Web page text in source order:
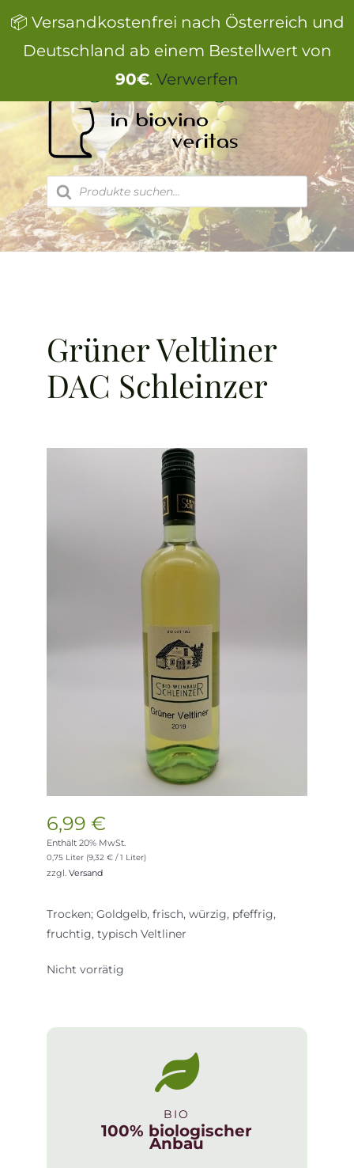
📦 Versandkostenfrei nach Österreich und
Deutschland ab einem Bestellwert von
90€. Verwerfen
Inhalt
springen
Products
search
Grüner Veltliner
DAC Schleinzer
6,99€
Enthält 20% MwSt.
0,75 Liter (9,32€ / 1 Liter)
zzgl.Versand
Trocken; Goldgelb, frisch, würzig, pfeffrig,
fruchtig, typisch Veltliner
Nicht vorrätig
BIO
100% biologischer
Anbau